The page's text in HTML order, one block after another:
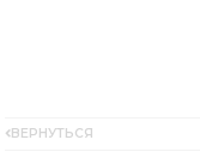
ВЕРНУТЬСЯ